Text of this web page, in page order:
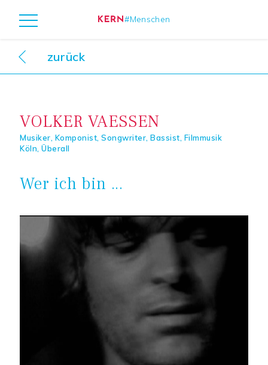
zum
Inhalt
#Menschen
Über Kern Essenz
Feedback
Podcast, Audios
Seitliches
Menü zurück
VOLKER VAESSEN
Musiker, Komponist, Songwriter, Bassist, Filmmusik
Köln, Überall
Wer ich bin ...